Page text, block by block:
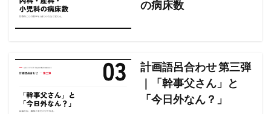
の病床数
計画語呂合わせ 第三弾
｜「幹事父さん」と
「今日外なん？」